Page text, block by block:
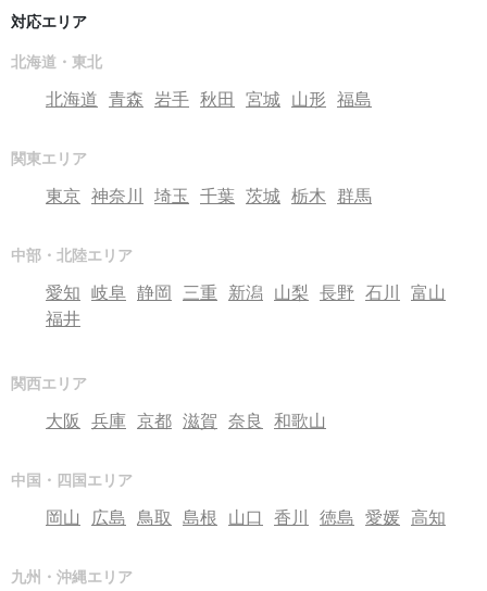
対応エリア
北海道・東北
北海道 青森 岩手 秋田 宮城 山形 福島
関東エリア
東京 神奈川 埼玉 千葉 茨城 栃木 群馬
中部・北陸エリア
愛知 岐阜 静岡 三重 新潟 山梨 長野 石川 富山
福井
関西エリア
大阪 兵庫 京都 滋賀 奈良 和歌山
中国・四国エリア
岡山 広島 鳥取 島根 山口 香川 徳島 愛媛 高知
九州・沖縄エリア